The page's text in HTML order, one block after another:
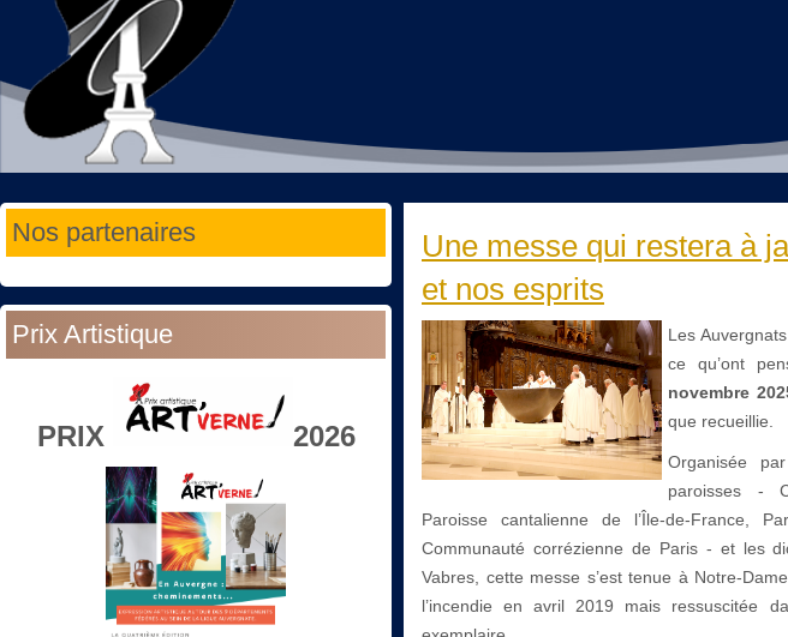
Nos partenaires
Prix Artistique
PRIX 2026
Une messe qui restera à
et nos esprits
Les
ce qu’ont
novembre
que recueillie.
Organisée
paroisses -
Paroisse cantalienne de l’Île-de-France,
Communauté corrézienne de Paris - et les
Vabres, cette messe s’est tenue à Notre-
l’incendie en avril 2019 mais ressuscitée